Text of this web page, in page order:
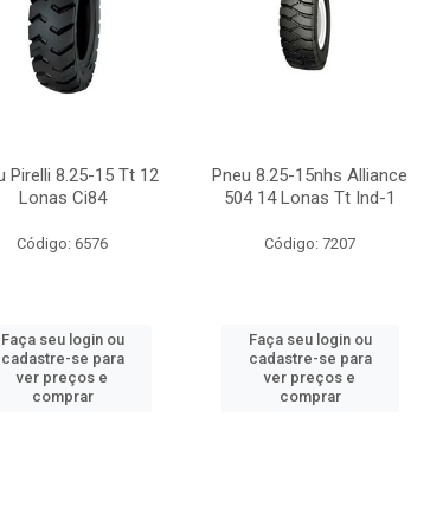
Pirelli 8.25-15 Tt 12
Lonas Ci84
Código: 6576
Faça seu login ou
cadastre-se para
ver preços e
comprar
Pneu 8.25-15nhs Alliance
504 14 Lonas Tt Ind-1
Código: 7207
Faça seu login ou
cadastre-se para
ver preços e
comprar